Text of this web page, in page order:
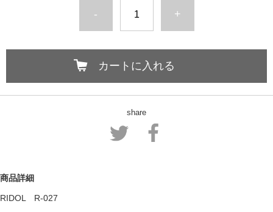
- +
カートに入れる
share
商品詳細
RIDOL R-027